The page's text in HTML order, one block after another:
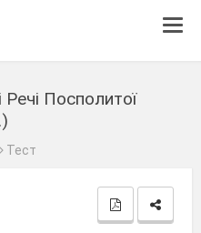
Речі Посполитої
Тест